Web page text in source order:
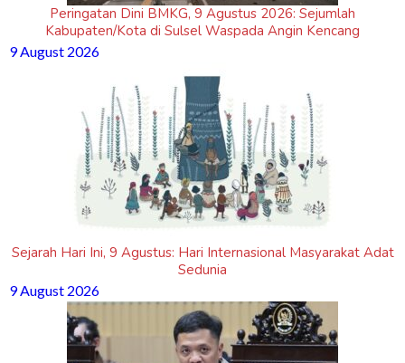
Peringatan Dini BMKG, 9 Agustus 2026: Sejumlah
Kabupaten/Kota di Sulsel Waspada Angin Kencang
9 August 2026
Sejarah Hari Ini, 9 Agustus: Hari Internasional Masyarakat Adat
Sedunia
9 August 2026